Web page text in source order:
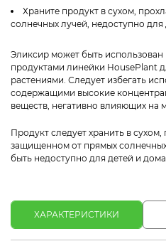
Храните продукт в сухом,
солнечных лучей, недоступно
Эликсир может быть использован
продуктами линейки HousePlant
растениями. Следует избегать
содержащими высокие
веществ, негативно влияющих на
Продукт следует хранить в
защищенном от прямых
быть недоступно для детей и
ХАРАКТЕРИСТИКИ